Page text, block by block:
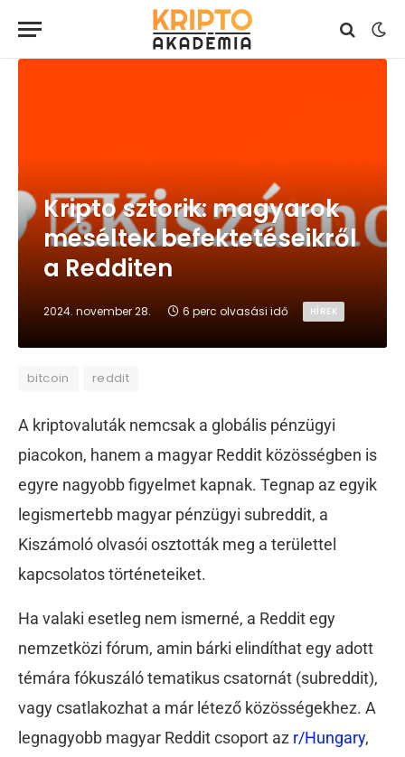
Kripto sztorik: magyarok
meséltek befektetéseikről
a Redditen
2024. november 28. 6 perc olvasási idő HÍREK
bitcoin reddit
A kriptovaluták nemcsak a globális pénzügyi
piacokon, hanem a magyar Reddit közösségben is
egyre nagyobb figyelmet kapnak. Tegnap az egyik
legismertebb magyar pénzügyi subreddit, a
Kiszámoló olvasói osztották meg a területtel
kapcsolatos történeteiket.
Ha valaki esetleg nem ismerné, a Reddit egy
nemzetközi fórum, amin bárki elindíthat egy adott
témára fókuszáló tematikus csatornát (subreddit),
vagy csatlakozhat a már létező közösségekhez. A
legnagyobb magyar Reddit csoport az r/Hungary,